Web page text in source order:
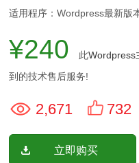
¥240 此Wordpress
到的技术售后服务!
2,671 732
立即购买